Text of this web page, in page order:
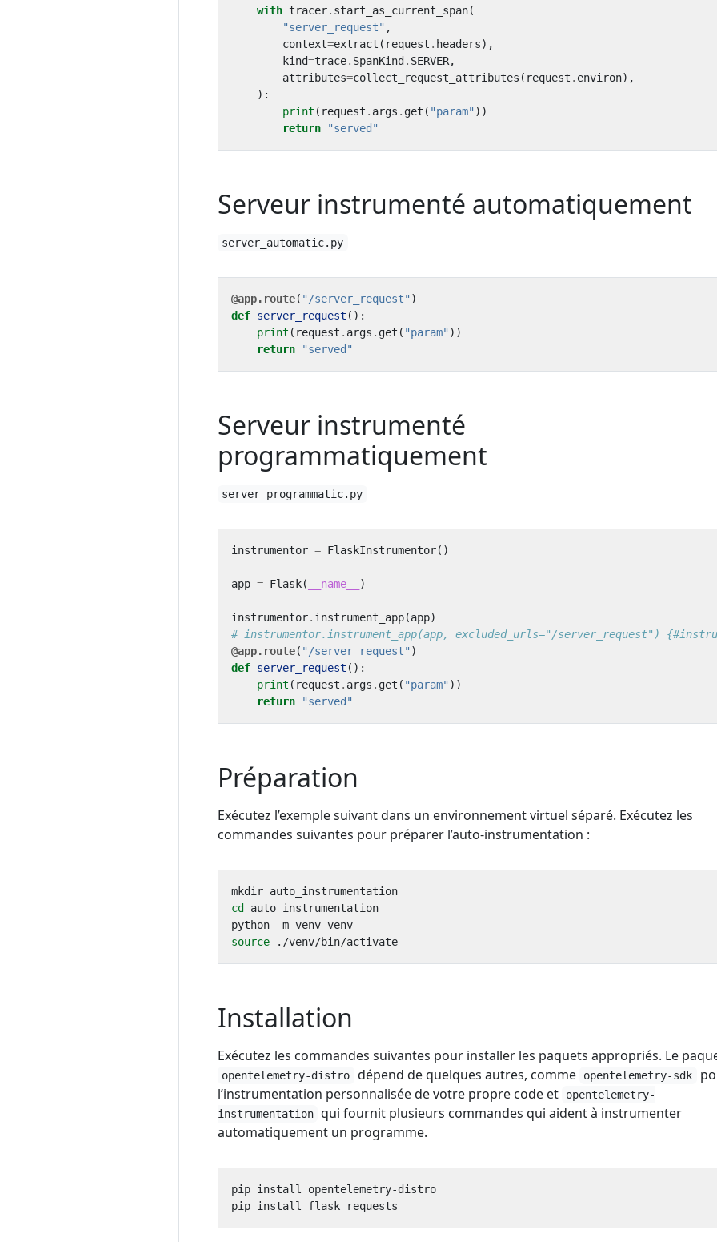
with tracer. start_as_current_span(
"server_request" ,
context=extract ( request . headers),
kind=trace. SpanKind . SERVER,
attributes=collect_request_attributes ( request . environ),
):
print ( request . args . get ( "param" ))
return
"served"
Serveur instrumenté automatiquement
server_automatic.py
@app.route( "/server_request" )
def server_request ():
print ( request . args . get ( "param" ))
return
"served"
Serveur instrumenté
programmatiquement
server_programmatic.py
instrumentor = FlaskInstrumentor()
app = Flask( __name__ )
instrumentor. instrument_app(app)
# instrumentor.instrument_app(app, excluded_urls="/server_request")
@app.route( "/server_request" )
def server_request ():
print ( request . args . get ( "param" ))
return
"served"
Préparation
Exécutez l’exemple suivant dans un environnement virtuel séparé. Exécutez les
commandes suivantes pour préparer l’auto-instrumentation :
cd
source
Installation
Exécutez les commandes suivantes pour installer les paquets appropriés. Le
opentelemetry-distro dépend de quelques autres, comme opentelemetry-sdk
l’instrumentation personnalisée de votre propre code et
opentelemetry-
instrumentation qui fournit plusieurs commandes qui aident à instrumenter
automatiquement un programme.